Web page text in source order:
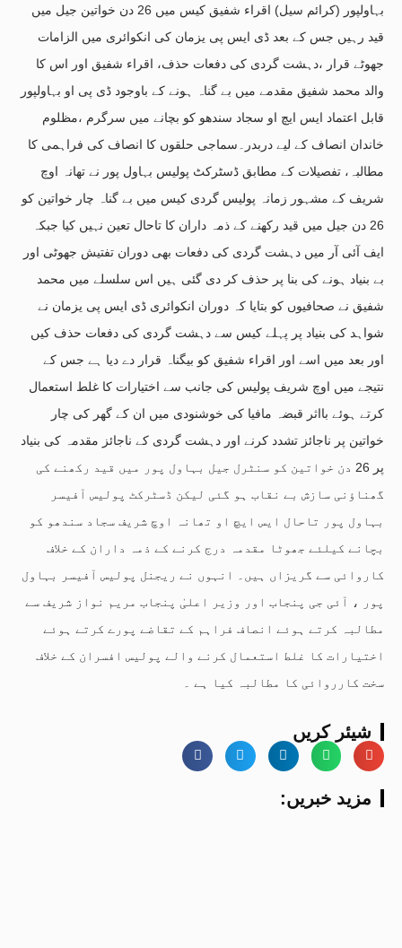
بہاولپور (کرائم سیل) اقراء شفیق کیس میں 26 دن خواتین جیل میں
قید رہیں جس کے بعد ڈی ایس پی یزمان کی انکوائری میں الزامات
جھوٹے قرار ،دہشت گردی کی دفعات حذف، اقراء شفیق اور اس کا
والد محمد شفیق مقدمے میں بے گناہ ہونے کے باوجود ڈی پی او بہاولپور
قابل اعتماد ایس ایچ او سجاد سندھو کو بچانے میں سرگرم ،مظلوم
خاندان انصاف کے لیے دربدر۔سماجی حلقوں کا انصاف کی فراہمی کا
مطالبہ، تفصیلات کے مطابق ڈسٹرکٹ پولیس بہاول پور نے تھانہ اوچ
شریف کے مشہور زمانہ پولیس گردی کیس میں بے گناہ چار خواتین کو
26 دن جیل میں قید رکھنے کے ذمہ داران کا تاحال تعین نہیں کیا جبکہ
ایف آئی آر میں دہشت گردی کی دفعات بھی دوران تفتیش جھوٹی اور
بے بنیاد ہونے کی بنا پر حذف کر دی گئی ہیں اس سلسلے میں محمد
شفیق نے صحافیوں کو بتایا کہ دوران انکوائری ڈی ایس پی یزمان نے
شواہد کی بنیاد پر پہلے کیس سے دہشت گردی کی دفعات حذف کیں
اور بعد میں اسے اور اقراء شفیق کو بیگناہ قرار دے دیا ہے جس کے
نتیجے میں اوچ شریف پولیس کی جانب سے اختیارات کا غلط استعمال
کرتے ہوئے بااثر قبضہ مافیا کی خوشنودی میں ان کے گھر کی چار
خواتین پر ناجائز تشدد کرنے اور دہشت گردی کے ناجائز مقدمہ کی بنیاد
پر 26 دن خواتین کو سنٹرل جیل بہاول پور میں قید رکھنے کی
گھناؤنی سازش بے نقاب ہو گئی لیکن ڈسٹرکٹ پولیس آفیسر
بہاول پور تاحال ایس ایچ او تھانہ اوچ شریف سجاد سندھو کو
بچانے کیلئے جھوٹا مقدمہ درج کرنے کے ذمہ داران کے خلاف
کاروائی سے گریزاں ہیں۔ انہوں نے ریجنل پولیس آفیسر بہاول
پور ، آئی جی پنجاب اور وزیر اعلیٰ پنجاب مریم نواز شریف سے
مطالبہ کرتے ہوئے انصاف فراہم کے تقاضے پورے کرتے ہوئے
اختیارات کا غلط استعمال کرنے والے پولیس افسران کے خلاف
سخت کارروائی کا مطالبہ کیا ہے ۔
شیئر کریں
:مزید خبریں